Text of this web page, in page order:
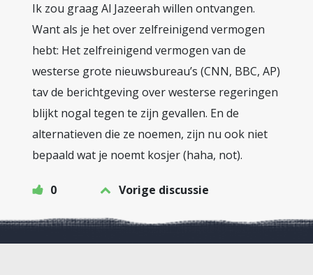
Ik zou graag Al Jazeerah willen ontvangen.
Want als je het over zelfreinigend vermogen
hebt: Het zelfreinigend vermogen van de
westerse grote nieuwsbureau’s (CNN, BBC, AP)
tav de berichtgeving over westerse regeringen
blijkt nogal tegen te zijn gevallen. En de
alternatieven die ze noemen, zijn nu ook niet
bepaald wat je noemt kosjer (haha, not).
0 Vorige discussie